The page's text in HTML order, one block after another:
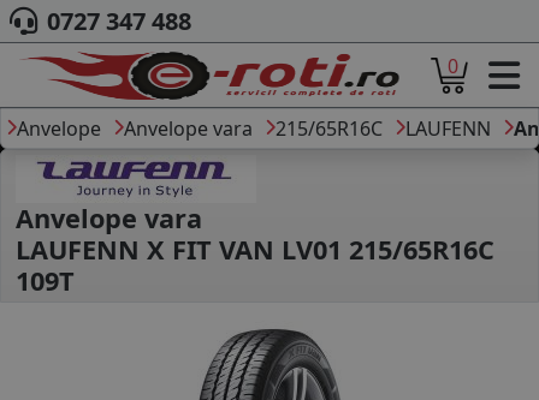
ACASA
DESPRE NOI
ANVELOPE
AUTO
CAMION
MOTO
DIMENSIUNI
PRODUCATORI ANVELOPE
MARCA AUTO
0727 347 488
0
Anvelope Anvelope vara 215/65R16C LAUFENN
Anvelope vara
LAUFENN X FIT VAN LV01 215/65R16C
109T